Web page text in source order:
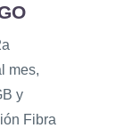
mes,
y
Fibra